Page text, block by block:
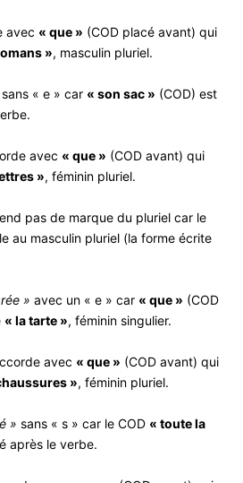
avec « que » (COD placé avant) qui
», masculin pluriel.
sans « e » car « son sac » (COD) est
avec « que » (COD avant) qui
», féminin pluriel.
pas de marque du pluriel car le
au masculin pluriel (la forme écrite
» avec un « e » car « que » (COD
« la tarte », féminin singulier.
avec « que » (COD avant) qui
», féminin pluriel.
» sans « s » car le COD « toute la
après le verbe.